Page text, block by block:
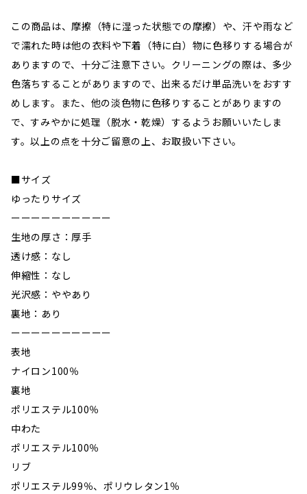
この商品は、摩擦（特に湿った状態での摩擦）や、汗や雨など
で濡れた時は他の衣料や下着（特に白）物に色移りする場合が
ありますので、十分ご注意下さい。クリーニングの際は、多少
色落ちすることがありますので、出来るだけ単品洗いをおすす
めします。また、他の淡色物に色移りすることがありますの
で、すみやかに処理（脱水・乾燥）するようお願いいたしま
す。以上の点を十分ご留意の上、お取扱い下さい。
■サイズ
ゆったりサイズ
ーーーーーーーーーー
生地の厚さ：厚手
透け感：なし
伸縮性：なし
光沢感：ややあり
裏地：あり
ーーーーーーーーーー
表地
ナイロン100％
裏地
ポリエステル100％
中わた
ポリエステル100％
リブ
ポリエステル99％、ポリウレタン1％